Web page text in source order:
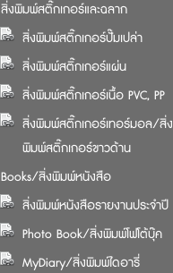
สิ่งพิมพ์สติ๊กเกอร์และฉลาก
สิ่งพิมพ์สติ๊กเกอร์ปั๊มเปล่า
สิ่งพิมพ์สติ๊กเกอร์แผ่น
สิ่งพิมพ์สติ๊กเกอร์เนื้อ PVC, PP
สิ่งพิมพ์สติ๊กเกอร์เทอร์มอล/สิ่ง
พิมพ์สติ๊กเกอร์ขาวด้าน
Books/สิ่งพิมพ์หนังสือ
สิ่งพิมพ์หนังสือรายงานประจำปี
Photo Book/สิ่งพิมพ์โฟโต้บุ๊ค
MyDiary/สิ่งพิมพ์ไดอารี่